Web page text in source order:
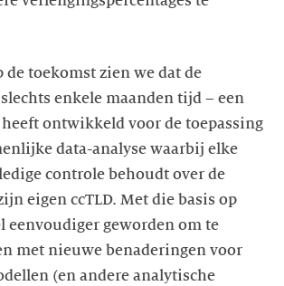
de toekomst zien we dat de
enkele maanden tijd – een
ontwikkeld voor de toepassing
data-analyse waarbij elke
controle behoudt over de
eigen ccTLD. Met die basis op
eenvoudiger geworden om te
met nieuwe benaderingen voor
(en andere analytische